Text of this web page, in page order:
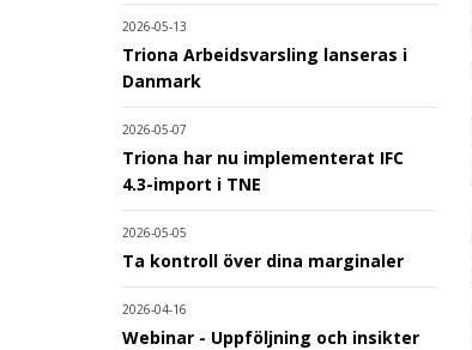
2026-05-13
Triona Arbeidsvarsling lanseras i
Danmark
2026-05-07
Triona har nu implementerat IFC
4.3-import i TNE
2026-05-05
Ta kontroll över dina marginaler
2026-04-16
Webinar - Uppföljning och insikter